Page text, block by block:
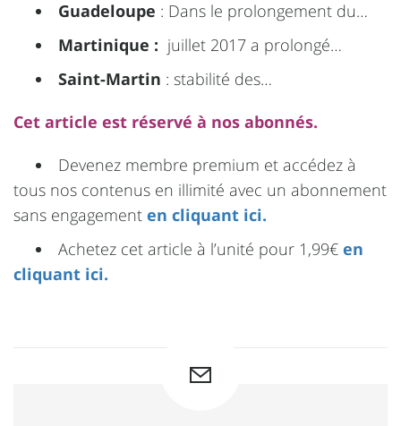
Guadeloupe : Dans le prolongement du…
Martinique : juillet 2017 a prolongé…
Saint-Martin : stabilité des…
Cet article est réservé à nos abonnés.
Devenez membre premium et accédez à
tous nos contenus en illimité avec un abonnement
sans engagement en cliquant ici.
Achetez cet article à l’unité pour 1,99€ en
cliquant ici.